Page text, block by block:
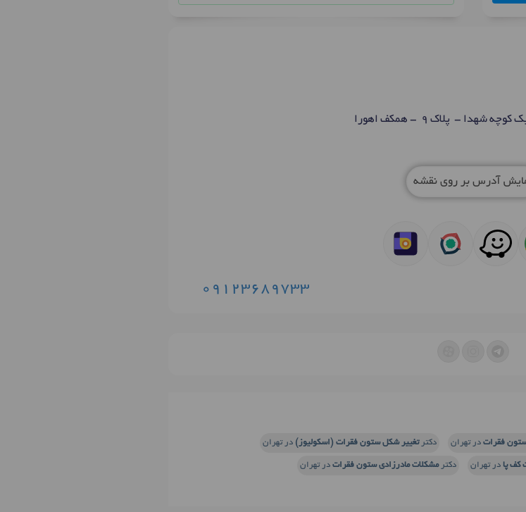
- پلاک 9 - همکف اهورا
آدرس بر روی نقشه
09123689733
فقرات در تهران دکترتغییر شکل ستون فقرات (اسکولیوز) در تهران
کف پا در تهران دکترمشکلات مادرزادی ستون فقرات در تهران